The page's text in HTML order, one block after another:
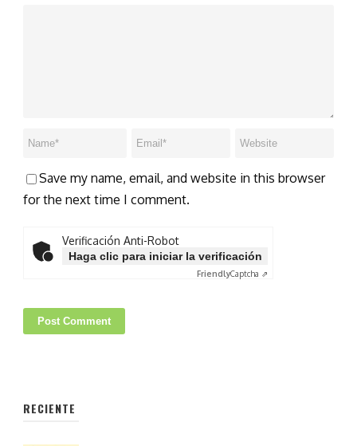
Save my name, email, and website in this browser
for the next time I comment.
Verificación Anti-Robot
Haga clic para iniciar la verificación
FriendlyCaptcha ⇗
RECIENTE